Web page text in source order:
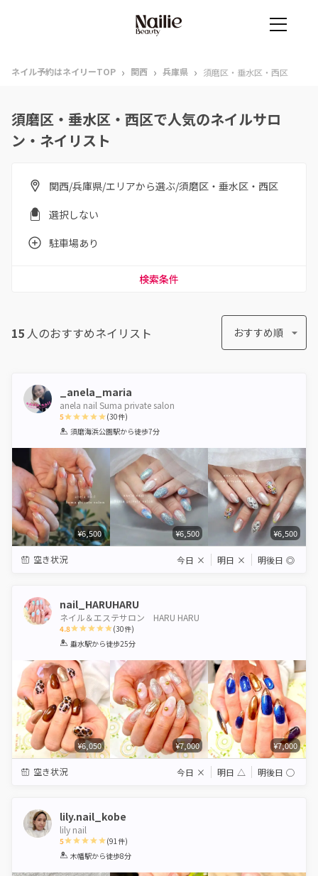
ネイル予約はネイリーTOP › 関西 › 兵庫県 › 須磨区・垂水区・西区
須磨区・垂水区・西区で人気のネイルサロ
ン・ネイリスト
関西/兵庫県/エリアから選ぶ/須磨区・垂水区・西区
選択しない
駐車場あり
検索条件
15 人のおすすめネイリスト おすすめ順
_anela_maria
anela nail Suma private salon
5
1 2 3 4 5
(30件)
須磨海浜公園駅から徒歩7分
¥6,500 ¥6,500 ¥6,500
空き状況 今日 × 明日 × 明後日 ◎
nail_HARUHARU
ネイル＆エステサロン HARU HARU
4.8
1 2 3 4 5
(30件)
垂水駅から徒歩25分
¥6,050 ¥7,000 ¥7,000
空き状況 今日 × 明日 △ 明後日 ◯
lily.nail_kobe
lily nail
5
1 2 3 4 5
(91件)
木幡駅から徒歩8分